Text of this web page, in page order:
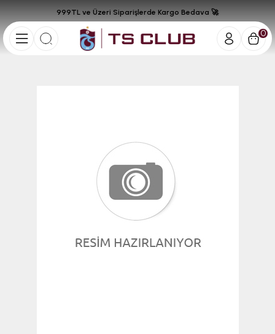
0
999TL ve Üzeri Siparişlerde Kargo Bedava 🚀